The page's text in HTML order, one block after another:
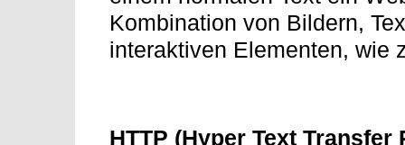
Kombination von Bildern,
interaktiven Elementen, wie
HTTP (Hyper Text